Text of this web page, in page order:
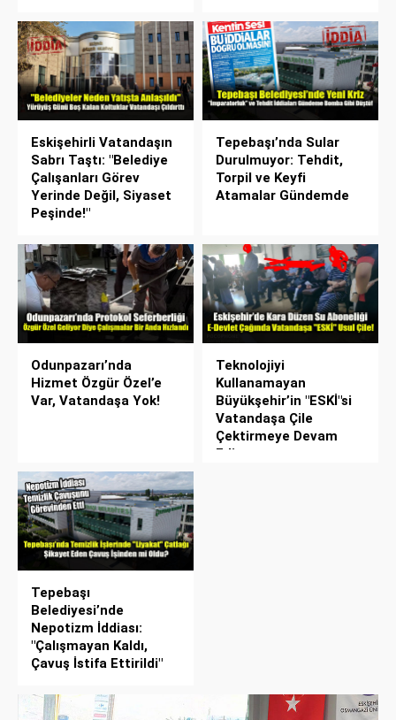
Eskişehirli Vatandaşın
Sabrı Taştı: "Belediye
Çalışanları Görev
Yerinde Değil, Siyaset
Peşinde!"
Tepebaşı’nda Sular
Durulmuyor: Tehdit,
Torpil ve Keyfi
Atamalar Gündemde
Odunpazarı’nda
Hizmet Özgür Özel’e
Var, Vatandaşa Yok!
Teknolojiyi
Kullanamayan
Büyükşehir’in "ESKİ"si
Vatandaşa Çile
Çektirmeye Devam
Ediyor
Tepebaşı
Belediyesi’nde
Nepotizm İddiası:
"Çalışmayan Kaldı,
Çavuş İstifa Ettirildi"